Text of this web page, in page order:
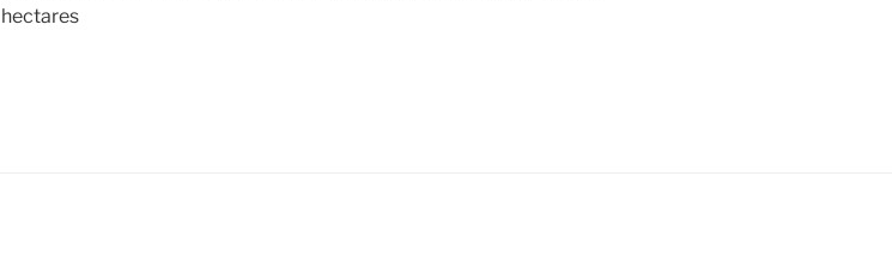
hectares